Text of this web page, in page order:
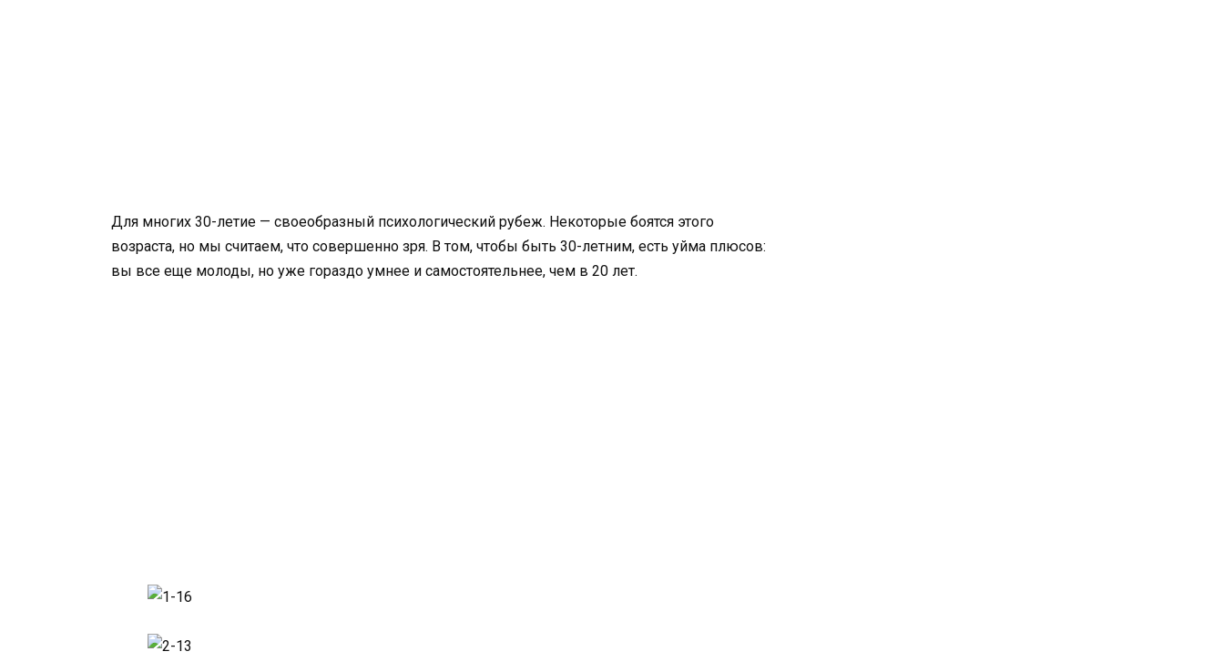
Для многих 30-летие — своеобразный психологический рубеж. Некоторые боятся этого
возраста, но мы считаем, что совершенно зря. В том, чтобы быть 30-летним, есть уйма плюсов:
вы все еще молоды, но уже гораздо умнее и самостоятельнее, чем в 20 лет.